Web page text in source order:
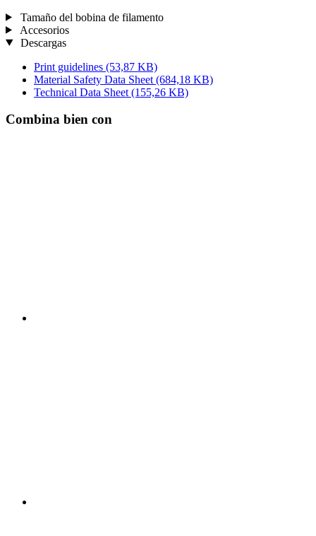
Tamaño del bobina de filamento
Accesorios
Descargas
Print guidelines (53,87 KB)
Material Safety Data Sheet (684,18 KB)
Technical Data Sheet (155,26 KB)
Combina bien con